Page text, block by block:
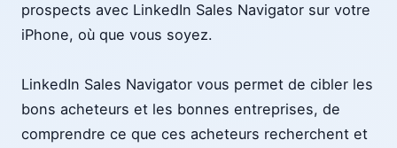
prospects avec LinkedIn Sales Navigator sur votre
iPhone, où que vous soyez.
LinkedIn Sales Navigator vous permet de cibler les
bons acheteurs et les bonnes entreprises, de
comprendre ce que ces acheteurs recherchent et